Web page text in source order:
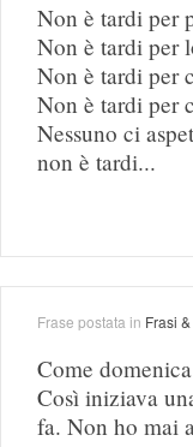
Non è tardi per
Non è tardi per
Non è tardi per
Non è tardi per
Nessuno ci
non è tardi...
Frase postata in Frasi
Come
Così iniziava
fa. Non ho mai